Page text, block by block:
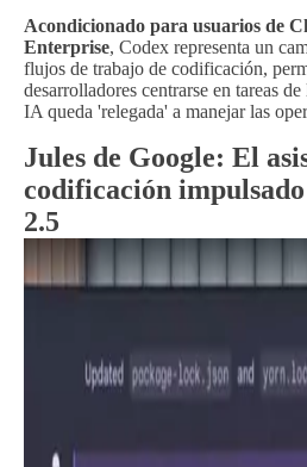
Acondicionado para usuarios de
Enterprise, Codex representa un
flujos de trabajo de codificación,
desarrolladores centrarse en tareas
IA queda 'relegada' a manejar las
Jules de Google: El
codificación
2.5